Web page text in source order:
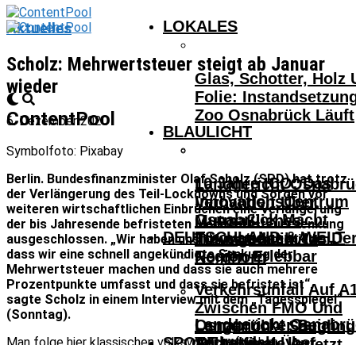
ContentPool
LOKALES
Glas, Schotter, Holz
Folie:
Zoo Osnabrück Läuft
10 Jahre ICO: Das
InnovationsCentrum
Osnabrück Macht
Innovationen Aus
Region Erlebbar
Landgericht
BLAULICHT
Landgericht
Verhandelt Über
Mutmaßliches
Tötungsdelikt In
Nordhorn
Osnabrücker Beim
DEUTSCHLAND & WELT
Verkehrsunfall Auf
Zwischen FMO Und
Lengerich –
Aktuelles
Scholz: Mehrwertsteuer steigt ab Januar
wieder
6. Dezember 2020
Symbolfoto: Pixabay
Berlin. Bundesfinanzminister Olaf Scholz (SPD) hat trotz
der Verlängerung des Teil-Lockdowns und Sorgen vor
weiteren wirtschaftlichen Einbrüchen eine Verlängerung
der bis Jahresende befristeten Mehrwertsteuersenkung
ausgeschlossen. „Wir haben uns bewusst entschieden,
dass wir eine schnell angekündigte Senkung der
Mehrwertsteuer machen und dass sie auch mehrere
Prozentpunkte umfasst und dass sie befristet ist“,
sagte Scholz in einem Interview mit dem „Tagesspiegel“
(Sonntag).
Man folge hier klassischen volkswirtschaftlichen